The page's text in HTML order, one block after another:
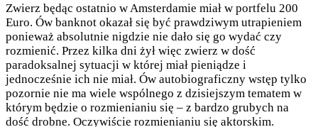
Zwierz będąc ostatnio w Amsterdamie miał w portfelu 200
Euro. Ów banknot okazał się być prawdziwym utrapieniem
ponieważ absolutnie nigdzie nie dało się go wydać czy
rozmienić. Przez kilka dni żył więc zwierz w dość
paradoksalnej sytuacji w której miał pieniądze i
jednocześnie ich nie miał. Ów autobiograficzny wstęp tylko
pozornie nie ma wiele wspólnego z dzisiejszym tematem w
którym będzie o rozmienianiu się – z bardzo grubych na
dość drobne. Oczywiście rozmienianiu się aktorskim.